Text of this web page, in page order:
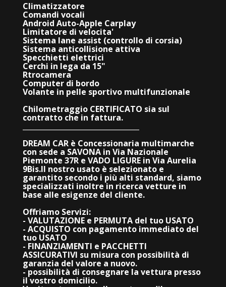
Climatizzatore
Comandi vocali
Android Auto-Apple Carplay
Limitatore di velocita'
Sistema lane assist (controllo di corsia)
Sistema anticollisione attiva
Specchietti elettrici
Cerchi in lega da 15"
Rtrocamera
Computer di bordo
Volante in pelle sportivo multifunzionale
Chilometraggio CERTIFICATO sia sul
contratto che in fattura.
DREAM CAR è Concessionaria multimarche
con sede a SAVONA in Via Nazionale
Piemonte 37R e VADO LIGURE in Via Aurelia
9Bis.Il nostro usato è selezionato e
garantito secondo i più alti standard, siamo
specializzati inoltre in ricerca vetture in
base alle esigenze del cliente.
Offriamo Servizi:
- VALUTAZIONE e PERMUTA del tuo USATO
- ACQUISTO con pagamento immediato del
tuo USATO
- FINANZIAMENTI e PACCHETTI
ASSICURATIVI su misura con possibilità di
garanzia del valore a nuovo.
- possibilità di consegnare la vettura presso
il vostro domicilio.